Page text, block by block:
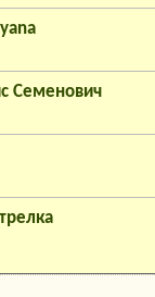
Семенович